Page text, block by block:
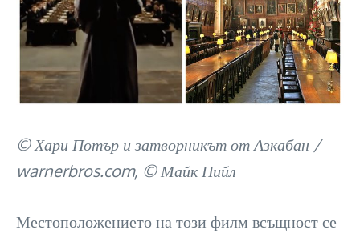
© Хари Потър и затворникът от Азкабан /
warnerbros.com, © Майк Пийл
Местоположението на този филм всъщност се